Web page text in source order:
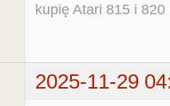
kupię Atari 815 i 820
2025-11-29